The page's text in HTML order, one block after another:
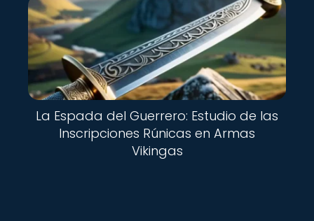
La Espada del Guerrero: Estudio de las
Inscripciones Rúnicas en Armas
Vikingas